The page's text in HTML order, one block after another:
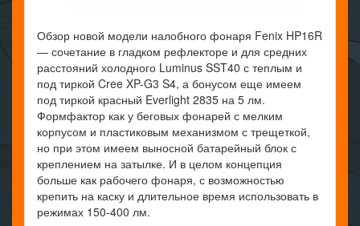
Обзор новой модели налобного фонаря Fenix HP16R
— сочетание в гладком рефлекторе и для средних
расстояний холодного Luminus SST40 с теплым и
под тиркой Cree XP-G3 S4, а бонусом еще имеем
под тиркой красный Everlight 2835 на 5 лм.
Формфактор как у беговых фонарей с мелким
корпусом и пластиковым механизмом с трещеткой,
но при этом имеем выносной батарейный блок с
креплением на затылке. И в целом концепция
больше как рабочего фонаря, с возможностью
крепить на каску и длительное время использовать в
режимах 150-400 лм.